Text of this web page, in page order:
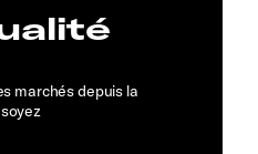
marchés depuis la